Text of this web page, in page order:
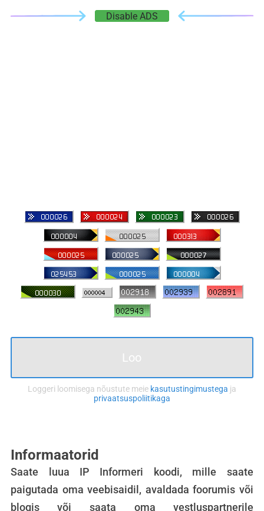
Disable ADS
Loo
Loggeri loomisega nõustute meie kasutustingimustega ja
privaatsuspoliitikaga
Informaatorid
Saate luua IP Informeri koodi, mille saate
paigutada oma veebisaidil, avaldada foorumis või
blogis või saata oma vestluspartnerile